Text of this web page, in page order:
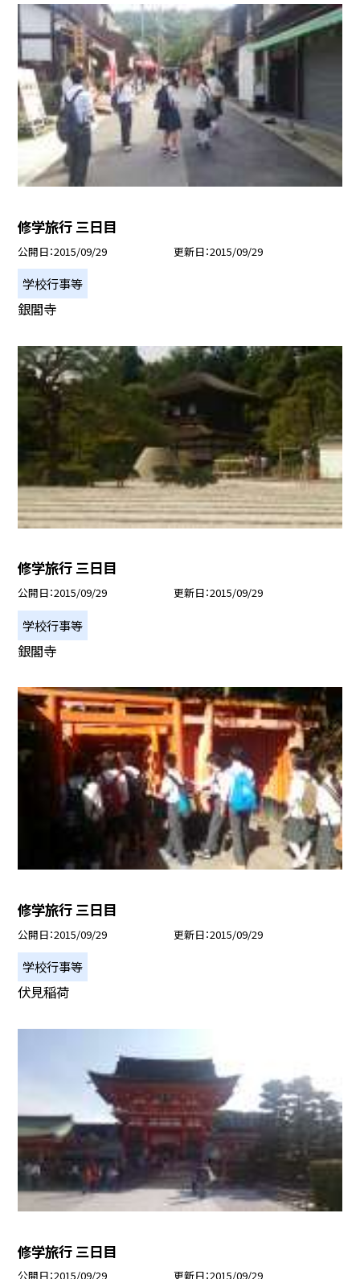
修学旅行 三日目
公開日 2015/09/29 更新日 2015/09/29
学校行事等
銀閣寺
修学旅行 三日目
公開日 2015/09/29 更新日 2015/09/29
学校行事等
銀閣寺
修学旅行 三日目
公開日 2015/09/29 更新日 2015/09/29
学校行事等
伏見稲荷
修学旅行 三日目
公開日 2015/09/29 更新日 2015/09/29